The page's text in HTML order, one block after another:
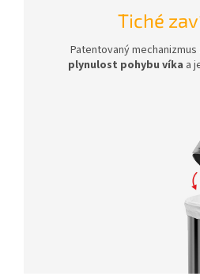
Tiché
Patentovaný
plynulost pohybu víka a